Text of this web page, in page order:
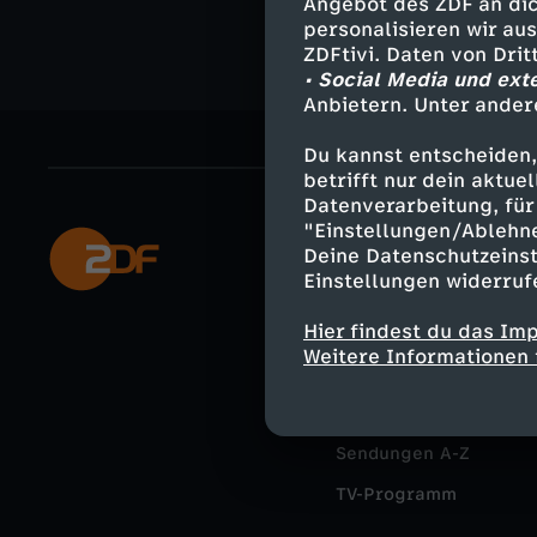
personalisieren wir
ZDFtivi. Daten von
• Social Media und
Anbietern. Unter
Du kannst
betrifft nur dein
Datenverarbeitung,
"Einstellungen/
Deine
Einstellungen
Hier findest du das
Weitere
Mehr ZDF
ZDF-Apps
Smart TV
ZDFtext
Sendungen A-Z
TV-Programm